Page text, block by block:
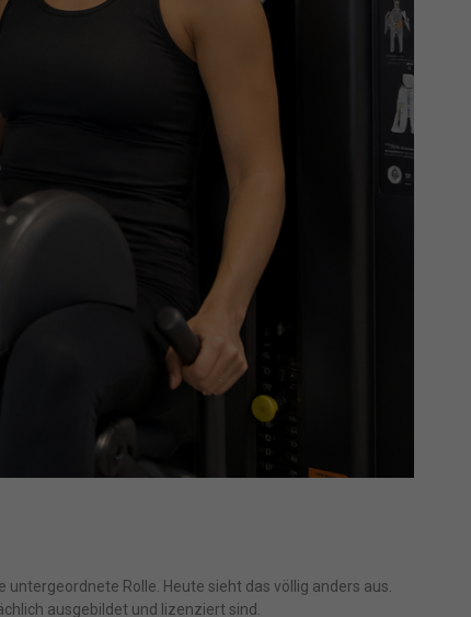
untergeordnete Rolle. Heute sieht das völlig anders aus.
ausgebildet und lizenziert sind.